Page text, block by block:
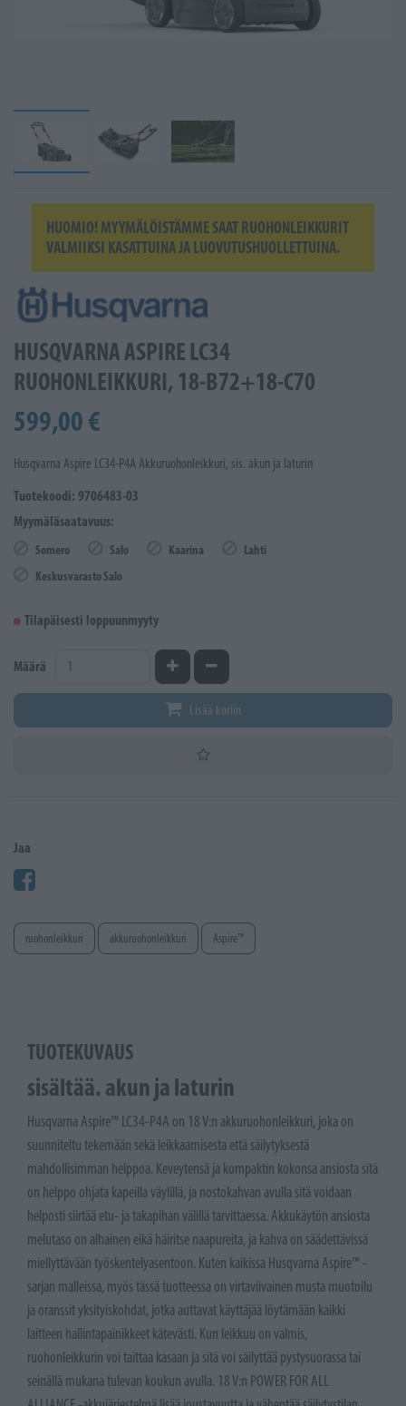
HUOMIO! MYYMÄLÖISTÄMME SAAT RUOHONLEIKKURIT
VALMIIKSI KASATTUINA JA LUOVUTUSHUOLLETTUINA.
HUSQVARNA ASPIRE LC34
RUOHONLEIKKURI, 18-B72+18-C70
599,00 €
Husqvarna Aspire LC34-P4A Akkuruohonleikkuri, sis. akun ja laturin
Tuotekoodi: 9706483-03
Myymäläsaatavuus:
Somero Salo Kaarina
Lahti
Keskusvarasto Salo
Tilapäisesti loppuunmyyty
Määrä Kasvata määrääVähennä määrää
Lisää koriin
Jaa
ruohonleikkuri akkuruohonleikkuri Aspire™
TUOTEKUVAUS
sisältää. akun ja laturin
Husqvarna Aspire™ LC34-P4A on 18 V:n akkuruohonleikkuri, joka on
suunniteltu tekemään sekä leikkaamisesta että säilytyksestä
mahdollisimman helppoa. Keveytensä ja kompaktin kokonsa ansiosta sitä
on helppo ohjata kapeilla väylillä, ja nostokahvan avulla sitä voidaan
helposti siirtää etu- ja takapihan välillä tarvittaessa. Akkukäytön ansiosta
melutaso on alhainen eikä häiritse naapureita, ja kahva on säädettävissä
miellyttävään työskentelyasentoon. Kuten kaikissa Husqvarna Aspire™ -
sarjan malleissa, myös tässä tuotteessa on virtaviivainen musta muotoilu
ja oranssit yksityiskohdat, jotka auttavat käyttäjää löytämään kaikki
laitteen hallintapainikkeet kätevästi. Kun leikkuu on valmis,
ruohonleikkurin voi taittaa kasaan ja sitä voi säilyttää pystysuorassa tai
seinällä mukana tulevan koukun avulla. 18 V:n POWER FOR ALL